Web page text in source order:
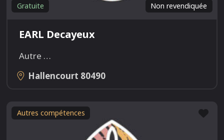
Non revendiquée
Gratuite
EARL Decayeux
Autre …
Hallencourt 80490
Autres compétences